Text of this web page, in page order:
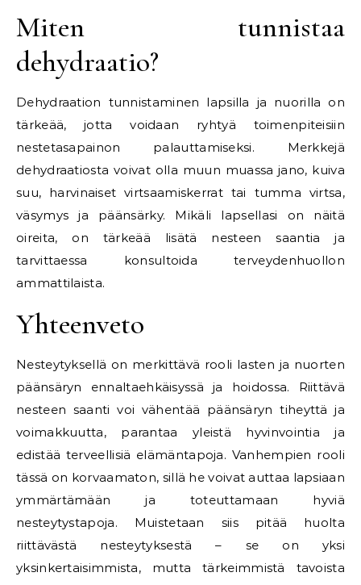
Miten tunnistaa
dehydraatio?
Dehydraation tunnistaminen lapsilla ja nuorilla on
tärkeää, jotta voidaan ryhtyä toimenpiteisiin
nestetasapainon palauttamiseksi. Merkkejä
dehydraatiosta voivat olla muun muassa jano, kuiva
suu, harvinaiset virtsaamiskerrat tai tumma virtsa,
väsymys ja päänsärky. Mikäli lapsellasi on näitä
oireita, on tärkeää lisätä nesteen saantia ja
tarvittaessa konsultoida terveydenhuollon
ammattilaista.
Yhteenveto
Nesteytyksellä on merkittävä rooli lasten ja nuorten
päänsäryn ennaltaehkäisyssä ja hoidossa. Riittävä
nesteen saanti voi vähentää päänsäryn tiheyttä ja
voimakkuutta, parantaa yleistä hyvinvointia ja
edistää terveellisiä elämäntapoja. Vanhempien rooli
tässä on korvaamaton, sillä he voivat auttaa lapsiaan
ymmärtämään ja toteuttamaan hyviä
nesteytystapoja. Muistetaan siis pitää huolta
riittävästä nesteytyksestä – se on yksi
yksinkertaisimmista, mutta tärkeimmistä tavoista